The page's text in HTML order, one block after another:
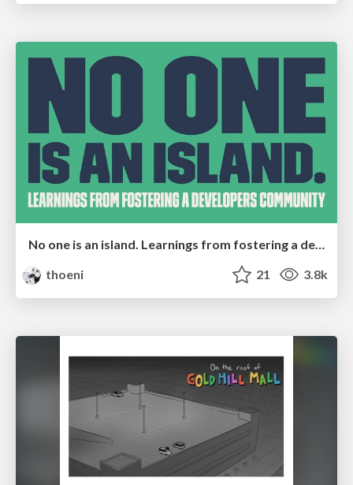
No one is an island. Learnings from fostering a developers community.
thoeni
21 3.8k